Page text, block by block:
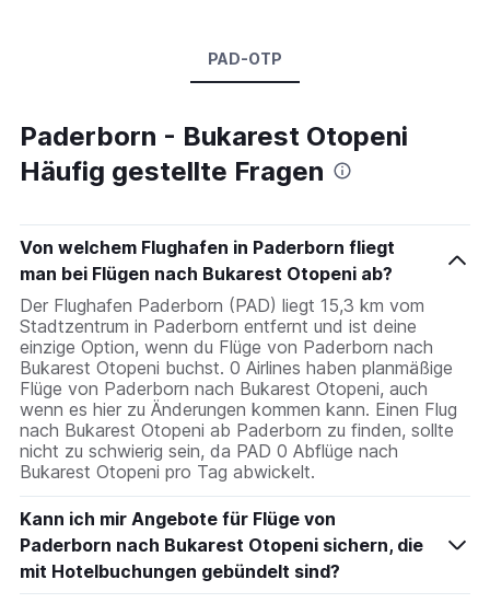
PAD-OTP
Paderborn - Bukarest Otopeni
Häufig gestellte Fragen
Von welchem Flughafen in Paderborn fliegt
man bei Flügen nach Bukarest Otopeni ab?
Der Flughafen Paderborn (PAD) liegt 15,3 km vom
Stadtzentrum in Paderborn entfernt und ist deine
einzige Option, wenn du Flüge von Paderborn nach
Bukarest Otopeni buchst. 0 Airlines haben planmäßige
Flüge von Paderborn nach Bukarest Otopeni, auch
wenn es hier zu Änderungen kommen kann. Einen Flug
nach Bukarest Otopeni ab Paderborn zu finden, sollte
nicht zu schwierig sein, da PAD 0 Abflüge nach
Bukarest Otopeni pro Tag abwickelt.
Kann ich mir Angebote für Flüge von
Paderborn nach Bukarest Otopeni sichern, die
mit Hotelbuchungen gebündelt sind?